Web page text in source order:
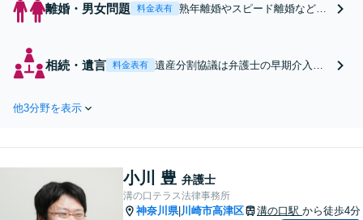
離婚・男女問題 料金表有
熟年離婚やスピード離婚など、
た場合も、適切な金額かチェッ
相続・遺言 料金表有
遺産分割協議は弁護士の早期介入
ください【完全個室】【土日祝日面
他3分野を表示
小川 豊 弁護士
溝の口テラス法律事務所
神奈川県| 川崎市高津区 溝の口駅 から徒歩4分